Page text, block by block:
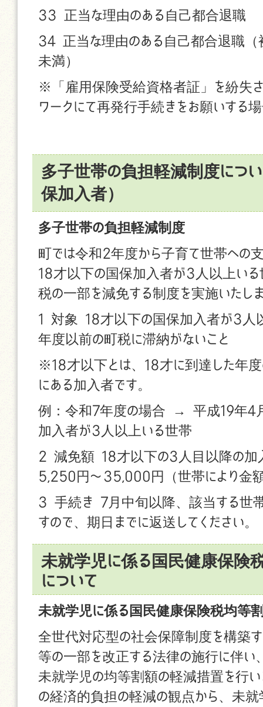
33 正当な理由のある自己都合退職
34 正当な理由のある自己都合退職（
未満）
※「雇用保険受給資格者証」を紛失さ
ワークにて再発行手続きをお願いする
多子世帯の負担軽減制度につ
保加入者）
多子世帯の負担軽減制度
町では令和2年度から子育て世帯への
18才以下の国保加入者が3人以上い
税の一部を減免する制度を実施いたし
1 対象 18才以下の国保加入者が3人
年度以前の町税に滞納がないこと
※18才以下とは、18才に到達した年
にある加入者です。
例：令和7年度の場合 → 平成19年4
加入者が3人以上いる世帯
2 減免額 18才以下の3人目以降の加
5,250円〜35,000円（世帯により金
3 手続き 7月中旬以降、該当する世
すので、期日までに返送してください。
未就学児に係る国民健康保険
について
未就学児に係る国民健康保険税均等
全世代対応型の社会保障制度を構築
等の一部を改正する法律の施行に伴い
未就学児の均等割額の軽減措置を行
の経済的負担の軽減の観点から、未